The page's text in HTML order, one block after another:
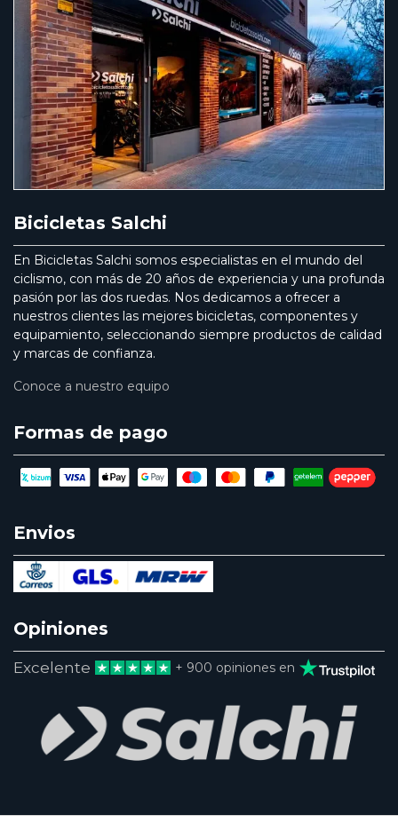
Bicicletas Salchi
En Bicicletas Salchi somos especialistas en el mundo del
ciclismo, con más de 20 años de experiencia y una profunda
pasión por las dos ruedas. Nos dedicamos a ofrecer a
nuestros clientes las mejores bicicletas, componentes y
equipamiento, seleccionando siempre productos de calidad
y marcas de confianza.
Conoce a nuestro equipo
Formas de pago
Envios
Opiniones
Excelente + 900 opiniones en